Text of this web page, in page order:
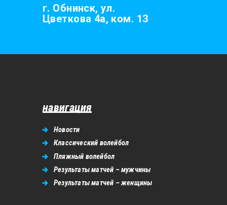
г. Обнинск, ул.
Цветкова 4а, ком. 13
навигация
Новости
Классический волейбол
Пляжный волейбол
Результаты матчей – мужчины
Результаты матчей – женщины